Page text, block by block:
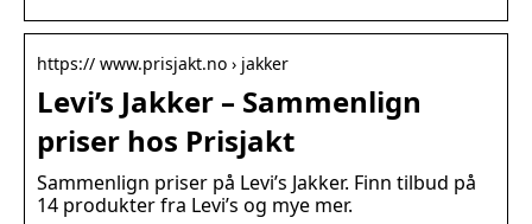
https:// www.prisjakt.no › jakker
Levi’s Jakker – Sammenlign
priser hos Prisjakt
Sammenlign priser på Levi’s Jakker. Finn tilbud på
14 produkter fra Levi’s og mye mer.